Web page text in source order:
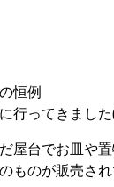
恒例
に行ってきまし
屋台でお皿や置
ものが販売され